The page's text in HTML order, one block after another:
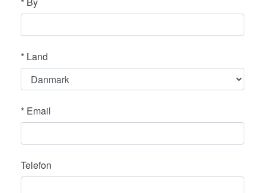
* Land
* Email
Telefon